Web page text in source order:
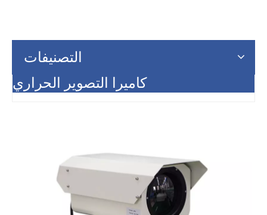
التصنيفات
كاميرا التصوير الحراري